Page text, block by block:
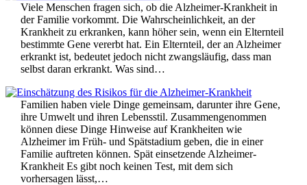
Viele Menschen fragen sich, ob die Alzheimer-Krankheit in
der Familie vorkommt. Die Wahrscheinlichkeit, an der
Krankheit zu erkranken, kann höher sein, wenn ein Elternteil
bestimmte Gene vererbt hat. Ein Elternteil, der an Alzheimer
erkrankt ist, bedeutet jedoch nicht zwangsläufig, dass man
selbst daran erkrankt. Was sind…
Familien haben viele Dinge gemeinsam, darunter ihre Gene,
ihre Umwelt und ihren Lebensstil. Zusammengenommen
können diese Dinge Hinweise auf Krankheiten wie
Alzheimer im Früh- und Spätstadium geben, die in einer
Familie auftreten können. Spät einsetzende Alzheimer-
Krankheit Es gibt noch keinen Test, mit dem sich
vorhersagen lässt,…